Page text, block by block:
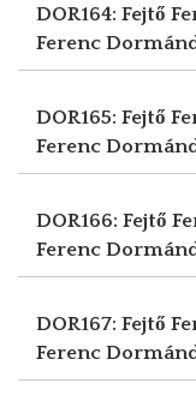
DOR164: Fejtő
Ferenc
DOR165: Fejtő
Ferenc
DOR166: Fejtő
Ferenc
DOR167: Fejtő
Ferenc